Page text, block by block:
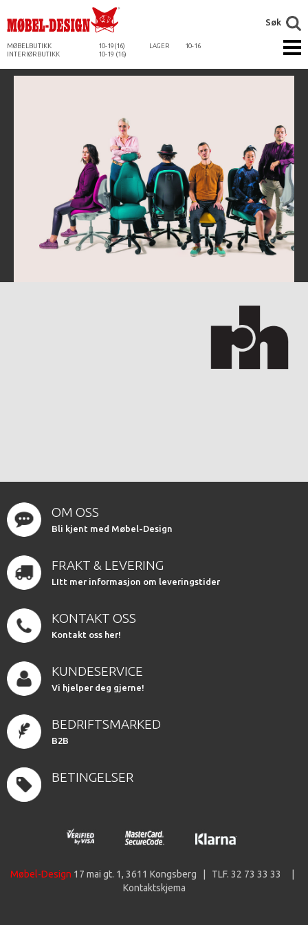
MØBELBUTIKK 10-19(16) LAGER
10-16
INTERIØRBUTIKK
10-19 (16)
Søk
OM OSS
Bli kjent med Møbel-Design
FRAKT & LEVERING
LItt mer informasjon om leveringstider
KONTAKT OSS
Kontakt oss her!
KUNDESERVICE
Vi hjelper deg gjerne!
BEDRIFTSMARKED
B2B
BETINGELSER
Møbel-Design 17 mai gt. 1, 3611 Kongsberg | TLF. 32 73 33 33 |
Kontaktskjema